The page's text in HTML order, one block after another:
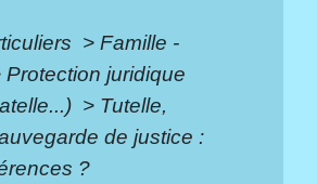
> Famille -
Protection juridique
> Tutelle,
de justice :
?